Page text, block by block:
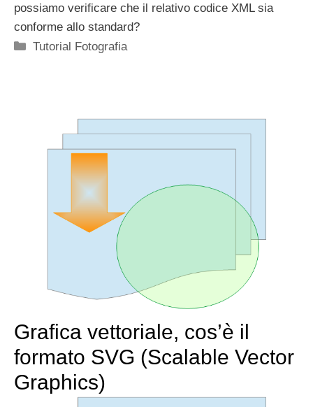
possiamo verificare che il relativo codice XML sia
conforme allo standard?
Categorie
Tutorial Fotografia
Grafica vettoriale, cos’è il
formato SVG (Scalable Vector
Graphics)